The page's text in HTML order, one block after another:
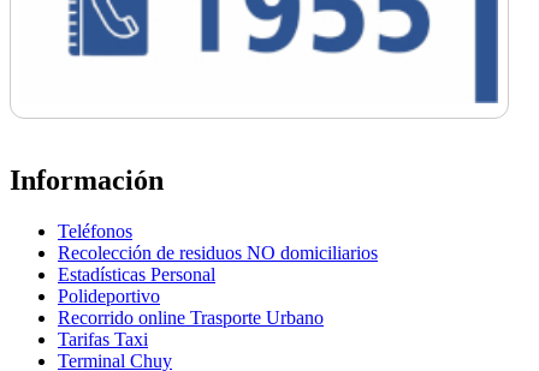
Información
Teléfonos
Recolección de residuos NO domiciliarios
Estadísticas Personal
Polideportivo
Recorrido online Trasporte Urbano
Tarifas Taxi
Terminal Chuy